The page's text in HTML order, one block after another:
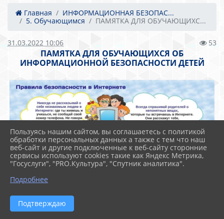
Главная
ИНФОРМАЦИОННАЯ БЕЗОПАС...
5. Обучающимся
ПАМЯТКА ДЛЯ ОБУЧАЮЩИХС...
31.03.2022 10:06 53
ПАМЯТКА ДЛЯ ОБУЧАЮЩИХСЯ ОБ
ИНФОРМАЦИОННОЙ БЕЗОПАСНОСТИ ДЕТЕЙ
Пользуясь нашим сайтом, вы соглашаетесь с политикой
обработки персональных данных а также с тем что наш
веб-сайт и другие подключенные к веб-сайту сторонние
сервисы используют cookies такие как Яндекс Метрика,
"Госуслуги", "PRO.Культура", "Спутник аналитика".
Подробнее
Подтверждаю